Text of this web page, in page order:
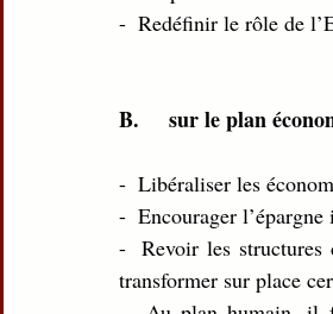
-  Redéfinir le rôle de
B.     sur le plan
-  Libéraliser les
-  Encourager
-  Revoir les structures
transformer sur place